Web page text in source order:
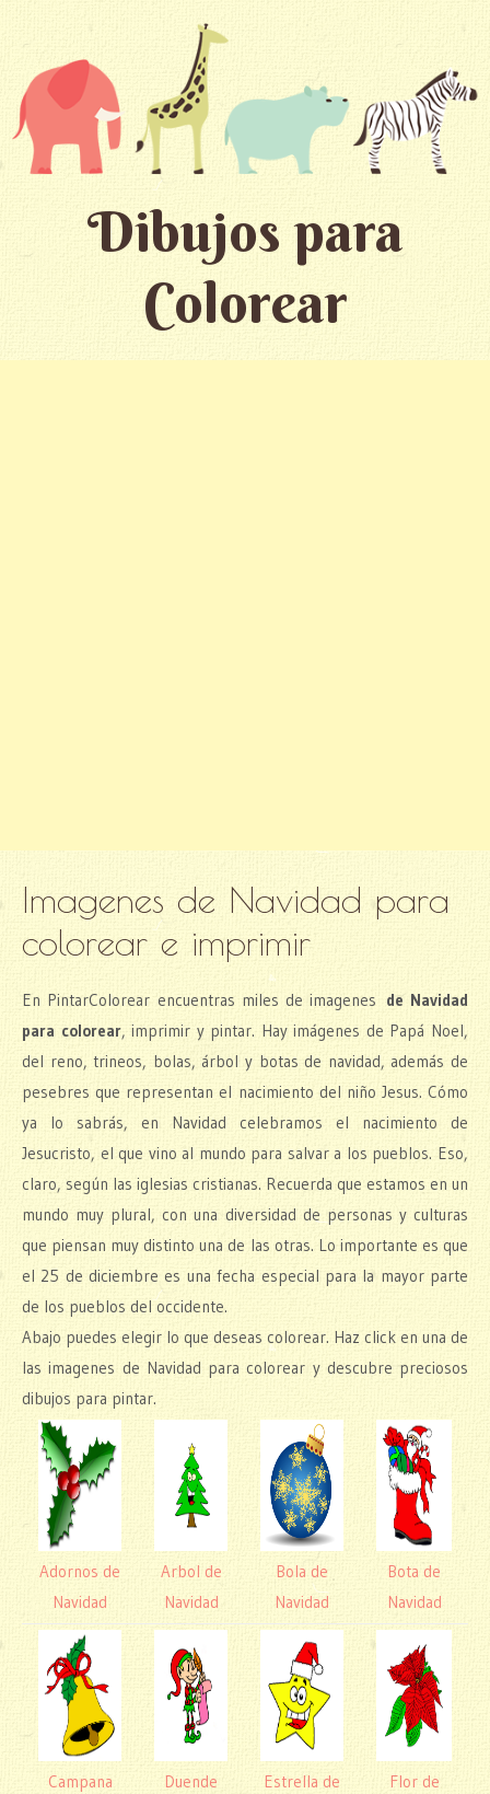
Dibujos para
Colorear
Imagenes de Navidad para
colorear e imprimir
En PintarColorear encuentras miles de imagenes de Navidad
para colorear, imprimir y pintar. Hay imágenes de Papá Noel,
del reno, trineos, bolas, árbol y botas de navidad, además de
pesebres que representan el nacimiento del niño Jesus. Cómo
ya lo sabrás, en Navidad celebramos el nacimiento de
Jesucristo, el que vino al mundo para salvar a los pueblos. Eso,
claro, según las iglesias cristianas. Recuerda que estamos en un
mundo muy plural, con una diversidad de personas y culturas
que piensan muy distinto una de las otras. Lo importante es que
el 25 de diciembre es una fecha especial para la mayor parte
de los pueblos del occidente.
Abajo puedes elegir lo que deseas colorear. Haz click en una de
las imagenes de Navidad para colorear y descubre preciosos
dibujos para pintar.
Adornos de
Navidad
Arbol de
Navidad
Bola de
Navidad
Bota de
Navidad
Campana
Duende
Estrella de
Flor de